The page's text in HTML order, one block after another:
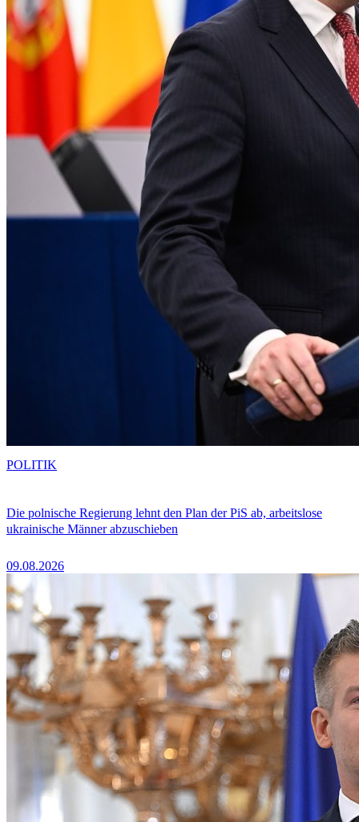
Die polnische Regierung lehnt den Plan der PiS ab, arbeitslose
ukrainische Männer abzuschieben
09.08.2026
POLITIK